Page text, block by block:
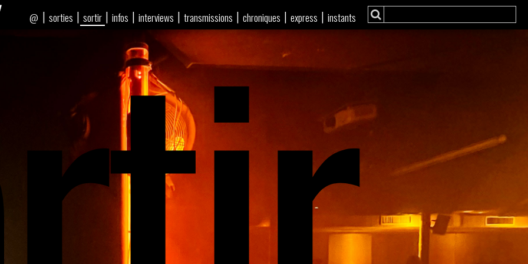
| sorties | sortir | infos | interviews | transmissions | chroniques | express | instants
@